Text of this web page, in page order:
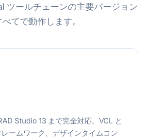
ツールチェーンの主要バージョン
べてで動作します。
Studio 13 まで完全対応。VCL と
ームワーク、デザインタイムコン